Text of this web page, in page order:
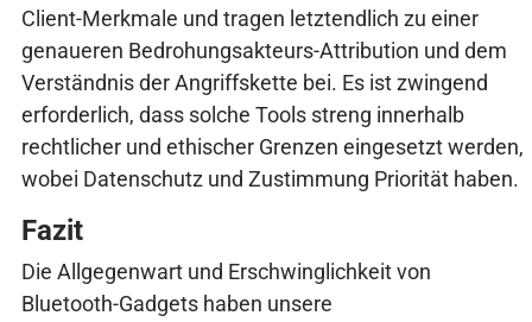
Client-Merkmale und tragen letztendlich zu einer
genaueren Bedrohungsakteurs-Attribution und dem
Verständnis der Angriffskette bei. Es ist zwingend
erforderlich, dass solche Tools streng innerhalb
rechtlicher und ethischer Grenzen eingesetzt werden,
wobei Datenschutz und Zustimmung Priorität haben.
Fazit
Die Allgegenwart und Erschwinglichkeit von
Bluetooth-Gadgets haben unsere